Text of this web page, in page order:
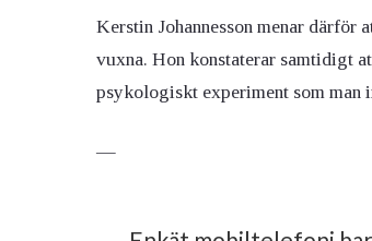
Kerstin Johannesson menar därför
vuxna. Hon konstaterar samtidigt
psykologiskt experiment som man
—